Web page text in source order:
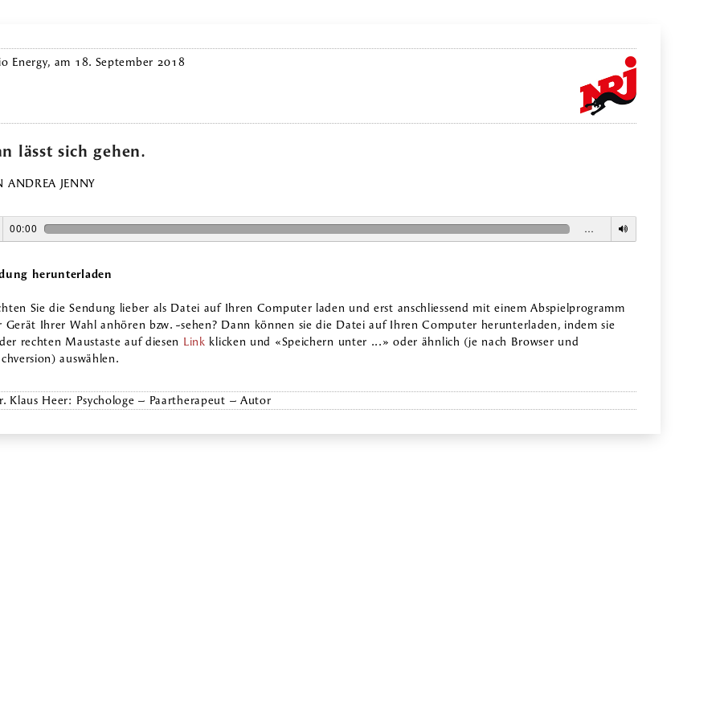
Energy, am 18. September 2018
lässt sich gehen.
ANDREA JENNY
00:00 …
herunterladen
Sie die Sendung lieber als Datei auf Ihren Computer laden und erst anschliessend mit einem Abspielprogramm
Gerät Ihrer Wahl anhören bzw. -sehen? Dann können sie die Datei auf Ihren Computer herunterladen, indem sie
rechten Maustaste auf diesen Link klicken und «Speichern unter ...» oder ähnlich (je nach Browser und
auswählen.
Klaus Heer: Psychologe – Paartherapeut – Autor